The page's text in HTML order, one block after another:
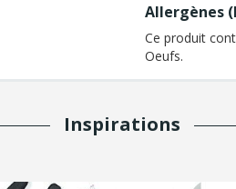
Allergènes (
Ce produit
Oeufs.
Inspirations